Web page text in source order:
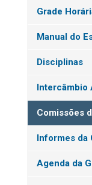
Grade
Manual do
Disciplinas
Intercâmbio
Comissões
Informes da
Agenda da